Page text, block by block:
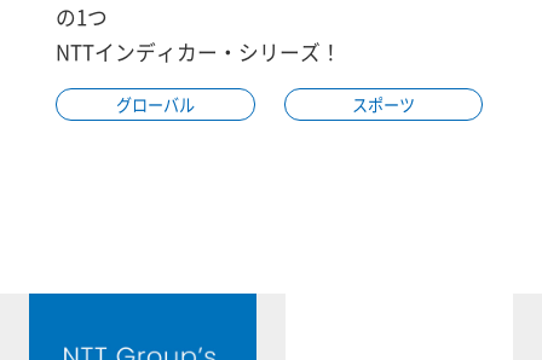
の1つ
NTTインディカー・シリーズ！
グローバル スポーツ